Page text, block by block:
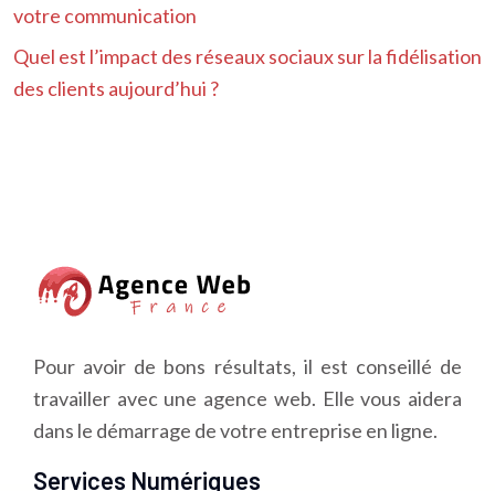
votre communication
Quel est l’impact des réseaux sociaux sur la fidélisation
des clients aujourd’hui ?
Pour avoir de bons résultats, il est conseillé de
travailler avec une agence web. Elle vous aidera
dans le démarrage de votre entreprise en ligne.
Services Numériques